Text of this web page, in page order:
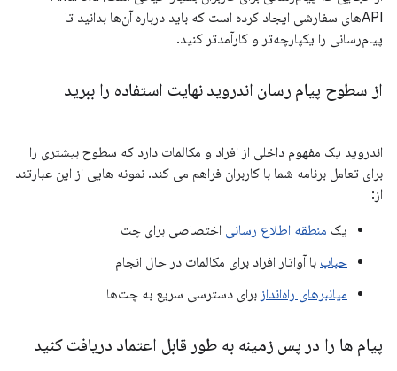
APIهای سفارشی ایجاد کرده است که باید درباره آن‌ها بدانید تا
پیام‌رسانی را یکپارچه‌تر و کارآمدتر کنید.
از سطوح پیام رسان اندروید نهایت استفاده را ببرید
اندروید یک مفهوم داخلی از افراد و مکالمات دارد که سطوح بیشتری را
برای تعامل برنامه شما با کاربران فراهم می کند. نمونه هایی از این عبارتند
از:
یک منطقه اطلاع رسانی اختصاصی برای چت
حباب با آواتار افراد برای مکالمات در حال انجام
میانبرهای راه‌انداز برای دسترسی سریع به چت‌ها
پیام ها را در پس زمینه به طور قابل اعتماد دریافت کنید